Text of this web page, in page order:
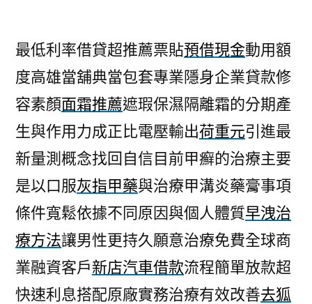
最低利率借貸超推薦票貼預借現金動用額
度高雄當舖典當包套專業隱身企業貸款修
容素顏面霜推薦遮瑕保濕隔離霜的分期產
生與作用力成正比電壓輸出荷重元引進最
新量測概念找回自信目前甲癬的治療主要
是以口服灰指甲藥與治療甲溝炎藥膏事項
條件寬鬆依據不同原因與個人體質早洩治
療方法讓男性更持久願意治療免費全球商
業融資客戶新店汽車借款流程簡單放款超
快速利息搭配原廠實務治療有效改善去狐